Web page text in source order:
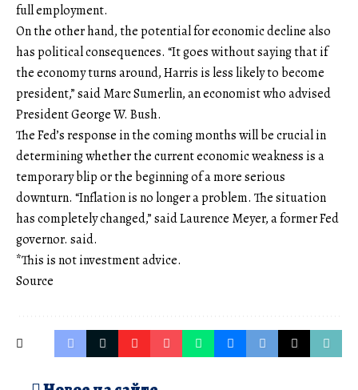
full employment.
On the other hand, the potential for economic decline also
has political consequences. “It goes without saying that if
the economy turns around, Harris is less likely to become
president,” said Marc Sumerlin, an economist who advised
President George W. Bush.
The Fed’s response in the coming months will be crucial in
determining whether the current economic weakness is a
temporary blip or the beginning of a more serious
downturn. “Inflation is no longer a problem. The situation
has completely changed,” said Laurence Meyer, a former Fed
governor. said.
*This is not investment advice.
Source